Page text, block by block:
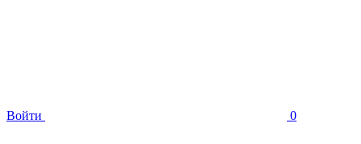
Войти 0